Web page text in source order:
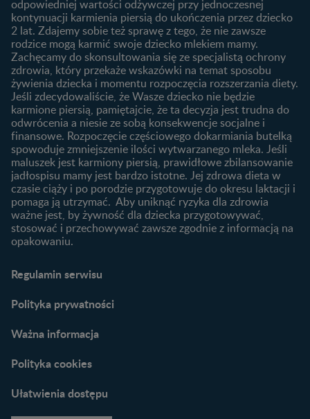
Rozwój dziecka
Kalendarz rozwoju dziecka
Skoki rozwojowe
Ząbkowanie u niemowląt
Żywienie dziecka
10 sposobów jak poprawić
laktację
Jakie mleko następne
wybrać dla dziecka?
Jak rozszerzać dietę
niemowlaka?
Przydatne materiały dla
rodziców
Poradniki dla rodziców
Karty do zdjęć dla
Maluszka
Materiały do pobrania
Narzędzia dla rodziców
praktyczne wskazówki
odpowiedniej wartości odżywczej przy jednoczesnej
kontynuacji karmienia piersią do ukończenia przez dziecko
2 lat. Zdajemy sobie też sprawę z tego, że nie zawsze
rodzice mogą karmić swoje dziecko mlekiem mamy.
Zachęcamy do skonsultowania się ze specjalistą ochrony
zdrowia, który przekaże wskazówki na temat sposobu
żywienia dziecka i momentu rozpoczęcia rozszerzania diety.
Jeśli zdecydowaliście, że Wasze dziecko nie będzie
karmione piersią, pamiętajcie, że ta decyzja jest trudna do
odwrócenia a niesie ze sobą konsekwencje socjalne i
finansowe. Rozpoczęcie częściowego dokarmiania butelką
spowoduje zmniejszenie ilości wytwarzanego mleka. Jeśli
maluszek jest karmiony piersią, prawidłowe zbilansowanie
jadłospisu mamy jest bardzo istotne. Jej zdrowa dieta w
czasie ciąży i po porodzie przygotowuje do okresu laktacji i
pomaga ją utrzymać. Aby uniknąć ryzyka dla zdrowia
ważne jest, by żywność dla dziecka przygotowywać,
stosować i przechowywać zawsze zgodnie z informacją na
opakowaniu.
Regulamin serwisu
Polityka prywatności
Ważna informacja
Polityka cookies
Ułatwienia dostępu